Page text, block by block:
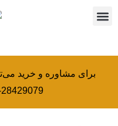
28429079-021 تماس بگیرید.